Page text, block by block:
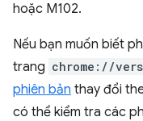
hoặc M102.
Nếu bạn muốn biết
trang chrome://
phiên bản thay đổi
có thể kiểm tra các